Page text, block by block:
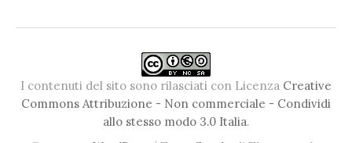
I contenuti del sito sono rilasciati con Licenza Creative
Commons Attribuzione - Non commerciale - Condividi
allo stesso modo 3.0 Italia.